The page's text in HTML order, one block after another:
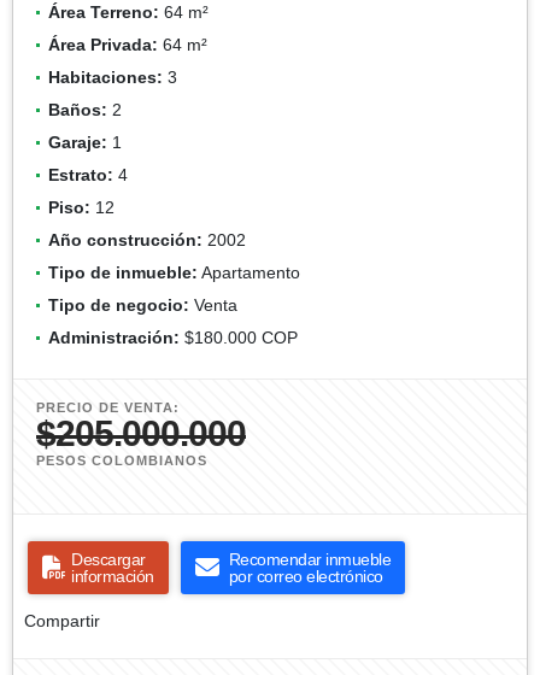
Área Terreno: 64 m²
Área Privada: 64 m²
Habitaciones: 3
Baños: 2
Garaje: 1
Estrato: 4
Piso: 12
Año construcción: 2002
Tipo de inmueble: Apartamento
Tipo de negocio: Venta
Administración: $180.000 COP
PRECIO DE VENTA:
$205.000.000
PESOS COLOMBIANOS
Descargar
información
Recomendar inmueble
por correo electrónico
Compartir